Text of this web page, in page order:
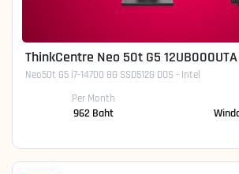
ThinkCentre Neo 50t G5 12UB000UTA
Neo50t G5 i7-14700 8G SSD512G DOS - Intel
Per Month
962 Baht